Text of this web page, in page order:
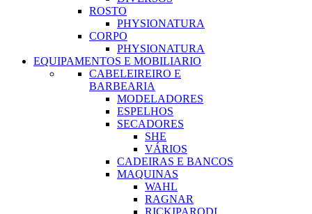
ROSTO
PHYSIONATURA
CORPO
PHYSIONATURA
EQUIPAMENTOS E MOBILIARIO
CABELEIREIRO E
BARBEARIA
MODELADORES
ESPELHOS
SECADORES
SHE
VÁRIOS
CADEIRAS E BANCOS
MAQUINAS
WAHL
RAGNAR
RICKIPARODI